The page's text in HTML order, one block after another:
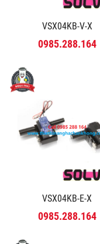
VSX04KB-V-X
0985.288.164
VSX04KB-E-X
0985.288.164